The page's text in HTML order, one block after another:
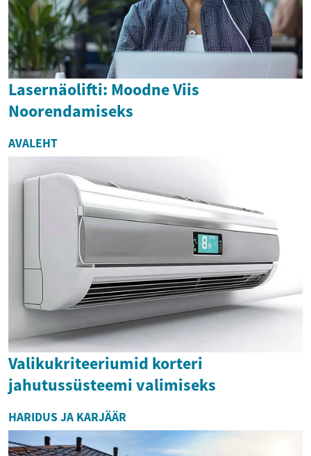
Lasernäolifti: Moodne Viis
Noorendamiseks
AVALEHT
Valikukriteeriumid korteri
jahutussüsteemi valimiseks
HARIDUS JA KARJÄÄR